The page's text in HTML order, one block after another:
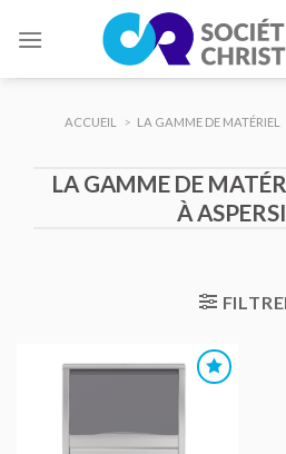
ACCUEIL > LA GAMME DE MATÉRIEL
LA GAMME DE
À